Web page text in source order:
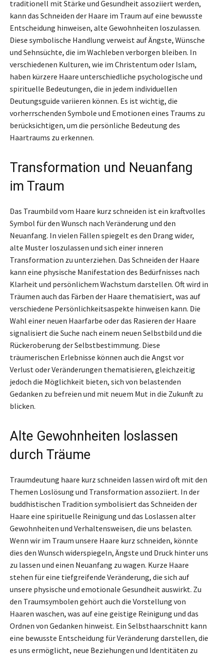
traditionell mit Stärke und Gesundheit assoziiert werden,
kann das Schneiden der Haare im Traum auf eine bewusste
Entscheidung hinweisen, alte Gewohnheiten loszulassen.
Diese symbolische Handlung verweist auf Ängste, Wünsche
und Sehnsüchte, die im Wachleben verborgen bleiben. In
verschiedenen Kulturen, wie im Christentum oder Islam,
haben kürzere Haare unterschiedliche psychologische und
spirituelle Bedeutungen, die in jedem individuellen
Deutungsguide variieren können. Es ist wichtig, die
vorherrschenden Symbole und Emotionen eines Traums zu
berücksichtigen, um die persönliche Bedeutung des
Haartraums zu erkennen.
Transformation und Neuanfang
im Traum
Das Traumbild vom Haare kurz schneiden ist ein kraftvolles
Symbol für den Wunsch nach Veränderung und den
Neuanfang. In vielen Fällen spiegelt es den Drang wider,
alte Muster loszulassen und sich einer inneren
Transformation zu unterziehen. Das Schneiden der Haare
kann eine physische Manifestation des Bedürfnisses nach
Klarheit und persönlichem Wachstum darstellen. Oft wird in
Träumen auch das Färben der Haare thematisiert, was auf
verschiedene Persönlichkeitsaspekte hinweisen kann. Die
Wahl einer neuen Haarfarbe oder das Rasieren der Haare
signalisiert die Suche nach einem neuen Selbstbild und die
Rückeroberung der Selbstbestimmung. Diese
träumerischen Erlebnisse können auch die Angst vor
Verlust oder Veränderungen thematisieren, gleichzeitig
jedoch die Möglichkeit bieten, sich von belastenden
Gedanken zu befreien und mit neuem Mut in die Zukunft zu
blicken.
Alte Gewohnheiten loslassen
durch Träume
Traumdeutung haare kurz schneiden lassen wird oft mit den
Themen Loslösung und Transformation assoziiert. In der
buddhistischen Tradition symbolisiert das Schneiden der
Haare eine spirituelle Reinigung und das Loslassen alter
Gewohnheiten und Verhaltensweisen, die uns belasten.
Wenn wir im Traum unsere Haare kurz schneiden, könnte
dies den Wunsch widerspiegeln, Ängste und Druck hinter uns
zu lassen und einen Neuanfang zu wagen. Kurze Haare
stehen für eine tiefgreifende Veränderung, die sich auf
unsere physische und emotionale Gesundheit auswirkt. Zu
den Traumsymbolen gehört auch die Vorstellung von
Haaren waschen, was auf eine geistige Reinigung und das
Ordnen von Gedanken hinweist. Ein Selbsthaarschnitt kann
eine bewusste Entscheidung für Veränderung darstellen, die
es uns ermöglicht, neue Beziehungen und Identitäten zu